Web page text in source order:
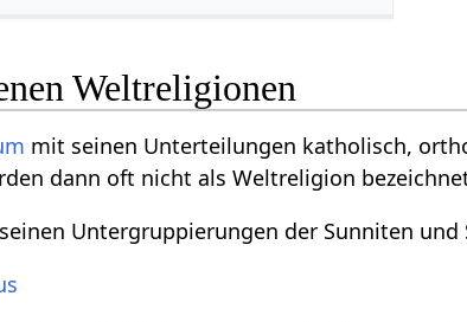
Weltreligionen
mit seinen Unterteilungen katholisch,
dann oft nicht als Weltreligion
Untergruppierungen der Sunniten und